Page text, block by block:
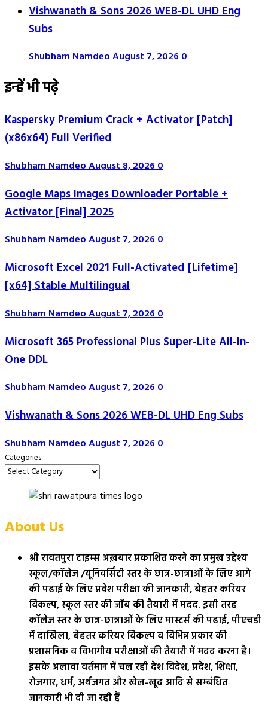
Vishwanath & Sons 2026 WEB-DL UHD Eng
Subs
Shubham NamdeoAugust 7, 20260
इन्हें भी पढ़े
Kaspersky Premium Crack + Activator [Patch]
(x86x64) Full Verified
Shubham NamdeoAugust 8, 20260
Google Maps Images Downloader Portable +
Activator [Final] 2025
Shubham NamdeoAugust 7, 20260
Microsoft Excel 2021 Full-Activated [Lifetime]
[x64] Stable Multilingual
Shubham NamdeoAugust 7, 20260
Microsoft 365 Professional Plus Super-Lite All-In-
One DDL
Shubham NamdeoAugust 7, 20260
Vishwanath & Sons 2026 WEB-DL UHD Eng Subs
Shubham NamdeoAugust 7, 20260
Categories
About Us
श्री रावतपुरा टाइम्स अख़बार प्रकाशित करने का प्रमुख उद्देश्य
स्कूल/कॉलेज /यूनिवर्सिटी स्तर के छात्र-छात्राओं के लिए आगे
की पढाई के लिए प्रवेश परीक्षा की जानकारी, बेहतर करियर
विकल्प, स्कूल स्तर की जॉब की तैयारी में मदद. इसी तरह
कॉलेज स्तर के छात्र-छात्राओं के लिए मास्टर्स की पढाई, पीएचडी
में दाखिला, बेहतर करियर विकल्प व विभिन्न प्रकार की
प्रशासनिक व विभागीय परीक्षाओं की तैयारी में मदद करना है।
इसके अलावा वर्तमान में चल रही देश विदेश, प्रदेश, शिक्षा,
रोजगार, धर्म, अर्थजगत और खेल-खूद आदि से सम्बंधित
जानकारी भी दी जा रही हैं